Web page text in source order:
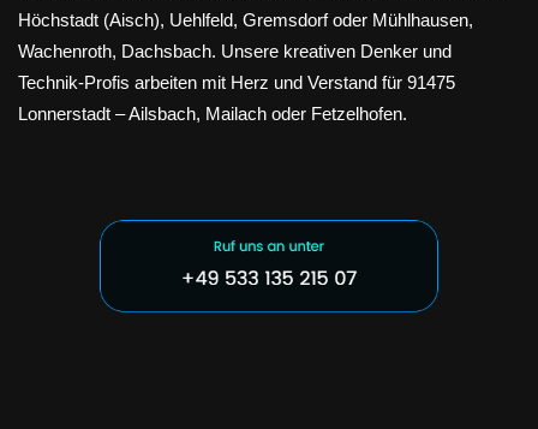
Höchstadt (Aisch), Uehlfeld, Gremsdorf oder Mühlhausen,
Wachenroth, Dachsbach. Unsere kreativen Denker und
Technik-Profis arbeiten mit Herz und Verstand für 91475
Lonnerstadt – Ailsbach, Mailach oder Fetzelhofen.